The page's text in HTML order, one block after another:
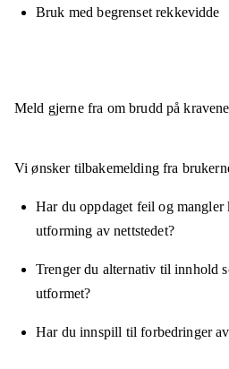
Bruk med begrenset rekkevidde
Meld gjerne fra om brudd på kravene
Vi ønsker tilbakemelding fra
Har du oppdaget feil og
utforming av nettstedet?
Trenger du alternativ til innhold
utformet?
Har du innspill til forbedringer av